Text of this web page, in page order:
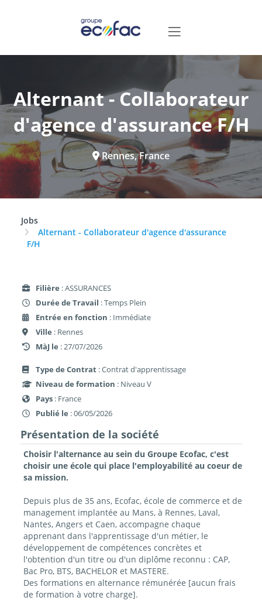
Alternant - Collaborateur
d'agence d'assurance F/H
Rennes, France
Jobs
Alternant - Collaborateur d'agence d'assurance
F/H
Filière : ASSURANCES
Durée de Travail : Temps Plein
Entrée en fonction : Immédiate
Ville : Rennes
MàJ le : 27/07/2026
Type de Contrat : Contrat d'apprentissage
Niveau de formation : Niveau V
Pays : France
Publié le : 06/05/2026
Présentation de la société
Choisir l'alternance au sein du Groupe Ecofac, c'est
choisir une école qui place l'employabilité au coeur de
sa mission.
Depuis plus de 35 ans, Ecofac, école de commerce et de
management implantée au Mans, à Rennes, Laval,
Nantes, Angers et Caen, accompagne chaque
apprenant dans l'apprentissage d'un métier, le
développement de compétences concrètes et
l'obtention d'un titre ou d'un diplôme reconnu : CAP,
Bac Pro, BTS, BACHELOR et MASTERE.
Des formations en alternance rémunérée [aucun frais
de formation à votre charge].